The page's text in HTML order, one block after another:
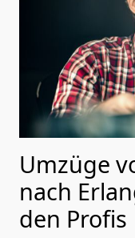
Umzüge
nach
den Profis